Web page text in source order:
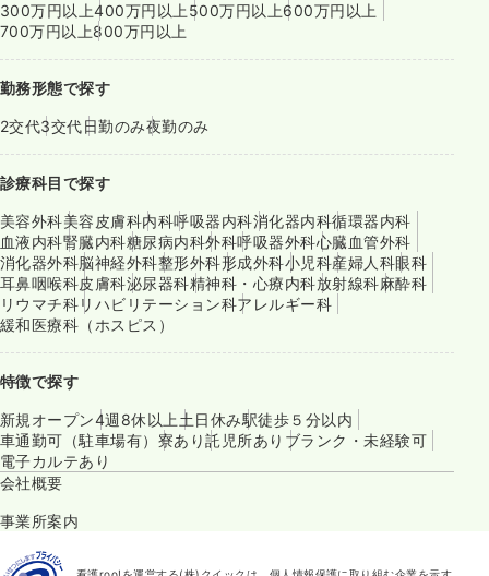
300万円以上400万円以上 500万円以上600万円以上
700万円以上800万円以上
勤務形態で探す
2交代3交代日勤のみ夜勤のみ
診療科目で探す
美容外科美容皮膚科内科呼吸器内科消化器内科循環器内科
血液内科腎臓内科糖尿病内科外科呼吸器外科心臓血管外科
消化器外科脳神経外科整形外科形成外科小児科産婦人科眼科
耳鼻咽喉科皮膚科泌尿器科精神科・心療内科放射線科麻酔科
リウマチ科リハビリテーション科アレルギー科
緩和医療科（ホスピス）
特徴で探す
新規オープン4週8休以上 土日休み駅徒歩５分以内
車通勤可（駐車場有） 寮あり託児所あり ブランク・未経験可
電子カルテあり
会社概要
事業所案内